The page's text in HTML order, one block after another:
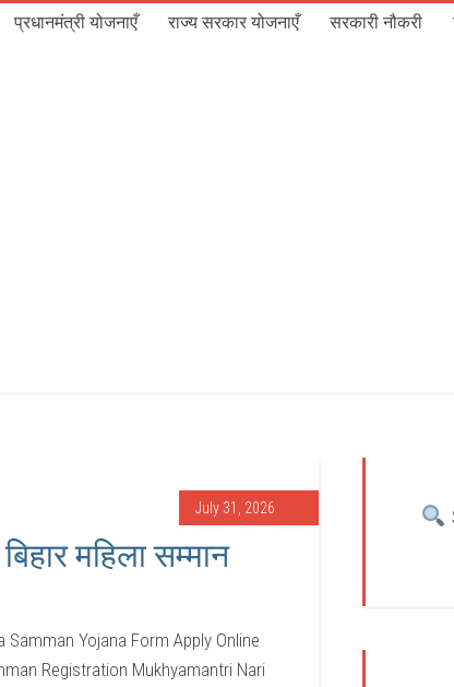
प्रधानमंत्री योजनाएँ राज्य सरकार योजनाएँ सरकारी नौकरी
July 31, 2026
महिला सम्मान
Yojana Form Apply Online
Registration Mukhyamantri Nari